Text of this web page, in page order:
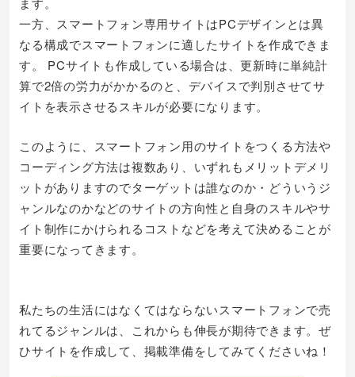
一方、スマートフォン専用サイトはPCデザインとは異
なる構成でスマートフォンに適したサイトを作成できま
す。 PCサイトも作成している場合は、更新時に単純計
算で2倍の労力がかかるのと、デバイスで判別させてサ
イトを表示させるスキルが必要になります。
このように、スマートフォン用のサイトをつくる方法や
コーディング方法は複数あり、いずれもメリットデメリ
ットがありますのでターゲットは誰なのか・どういうジ
ャンルなのかなどのサイトの方向性と自身のスキルやサ
イト制作にかけられるコストなどを考えて決めることが
重要になってきます。
私たちの生活にはなくてはならないスマートフォンで売
れてるジャンルは、これからも伸長が期待できます。ぜ
ひサイトを作成して、掲載準備をしてみてくださいね！